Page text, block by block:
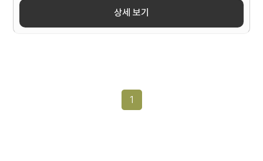
상세 보기
1